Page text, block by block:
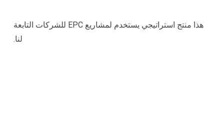
هذا منتج استراتيجي يستخدم لمشاريع EPC للشركات التابعة
لنا.